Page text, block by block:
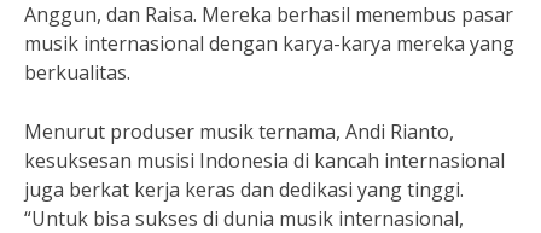
Anggun, dan Raisa. Mereka berhasil menembus pasar
musik internasional dengan karya-karya mereka yang
berkualitas.
Menurut produser musik ternama, Andi Rianto,
kesuksesan musisi Indonesia di kancah internasional
juga berkat kerja keras dan dedikasi yang tinggi.
“Untuk bisa sukses di dunia musik internasional,